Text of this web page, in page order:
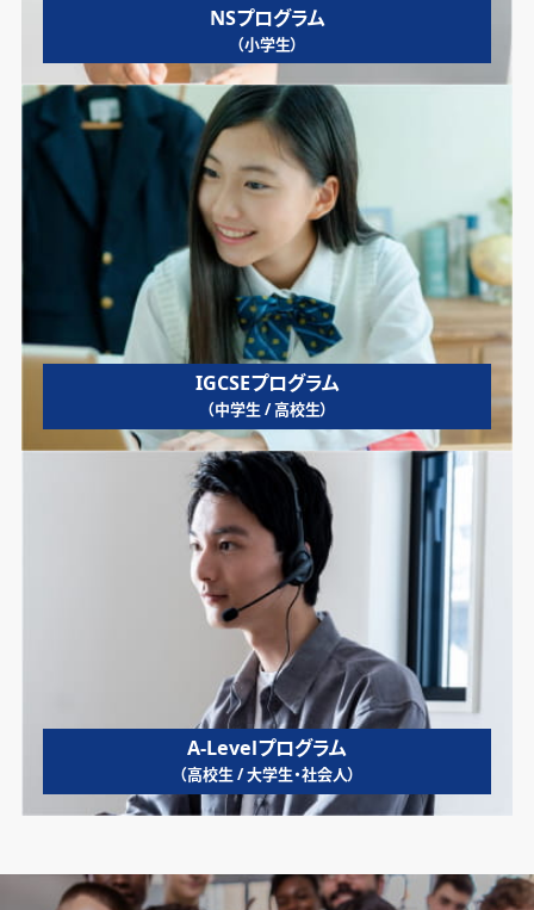
NSプログラム
（小学生）
IGCSEプログラム
（中学生 / 高校生）
A-Levelプログラム
（高校生 / 大学生・社会人）